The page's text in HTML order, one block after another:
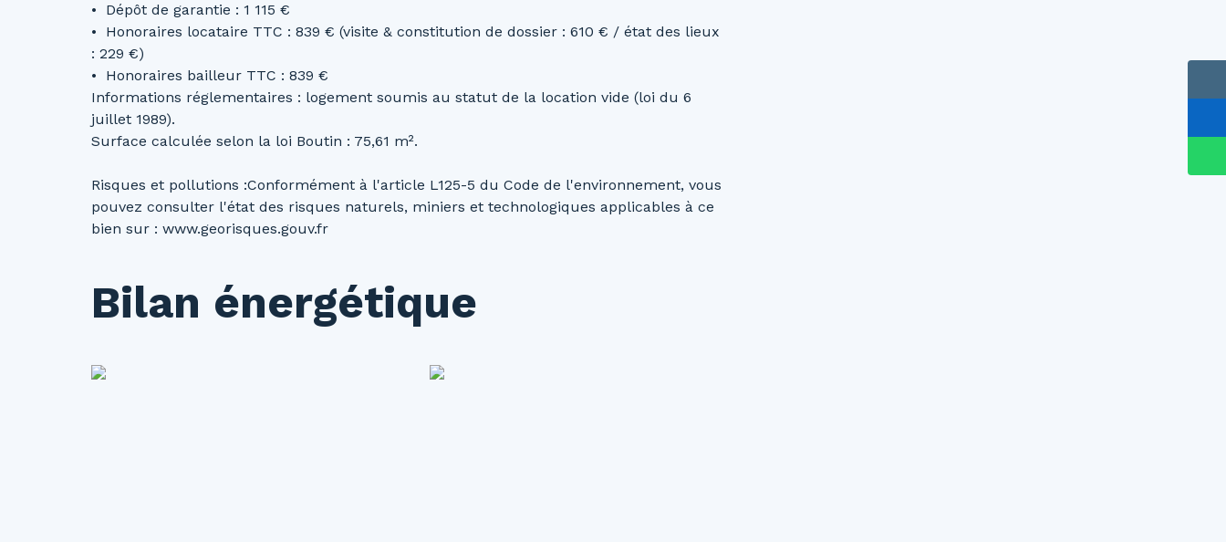
Dépôt de garantie : 1 115 €
Honoraires locataire TTC : 839 € (visite & constitution de dossier : 610 € / état des lieux
: 229 €)
Honoraires bailleur TTC : 839 €
Informations réglementaires : logement soumis au statut de la location vide (loi du 6
juillet 1989).
Surface calculée selon la loi Boutin : 75,61 m².
Risques et pollutions :Conformément à l'article L125-5 du Code de l'environnement, vous
pouvez consulter l'état des risques naturels, miniers et technologiques applicables à ce
bien sur : www.georisques.gouv.fr
Bilan énergétique